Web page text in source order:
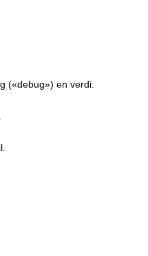
(«debug») en verdi.